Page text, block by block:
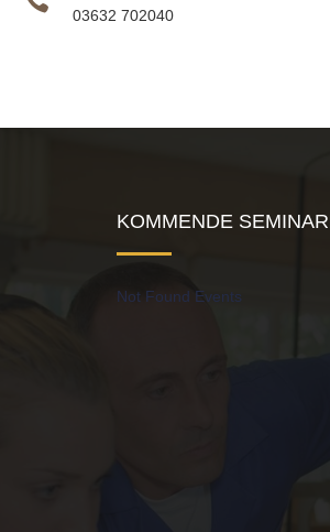
03632 702040
KOMMENDE
Not Found Events